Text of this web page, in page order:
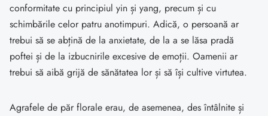
conformitate cu principiul yin și yang, precum și cu
schimbările celor patru anotimpuri. Adică, o persoană ar
trebui să se abțină de la anxietate, de la a se lăsa pradă
poftei și de la izbucnirile excesive de emoții. Oamenii ar
trebui să aibă grijă de sănătatea lor și să își cultive virtutea.
Agrafele de păr florale erau, de asemenea, des întâlnite și